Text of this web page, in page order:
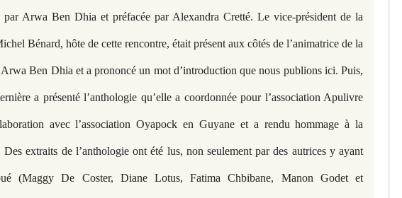
par Arwa Ben Dhia et préfacée par Alexandra Cretté. Le vice-président de la
Bénard, hôte de cette rencontre, était présent aux côtés de l’animatrice de la
Arwa Ben Dhia et a prononcé un mot d’introduction que nous publions ici. Puis,
a présenté l’anthologie qu’elle a coordonnée pour l’association Apulivre
avec l’association Oyapock en Guyane et a rendu hommage à la
Des extraits de l’anthologie ont été lus, non seulement par des autrices y ayant
(Maggy De Coster, Diane Lotus, Fatima Chbibane, Manon Godet et